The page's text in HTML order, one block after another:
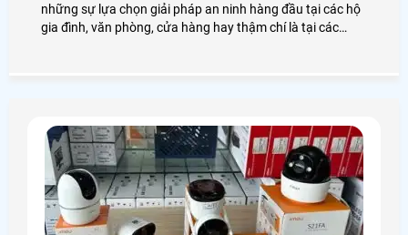
những sự lựa chọn giải pháp an ninh hàng đầu tại các hộ
gia đình, văn phòng, cửa hàng hay thậm chí là tại các